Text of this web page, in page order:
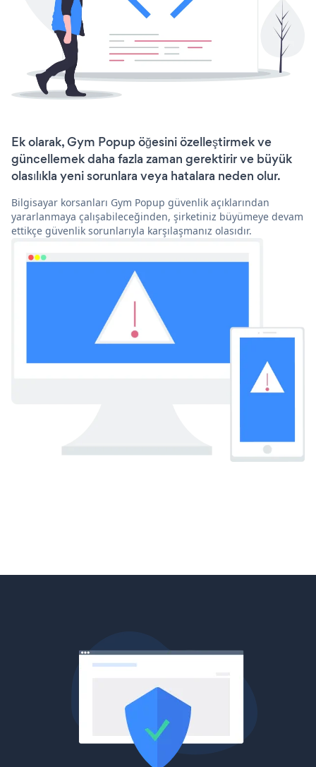
Ek olarak, Gym Popup öğesini özelleştirmek ve
güncellemek daha fazla zaman gerektirir ve büyük
olasılıkla yeni sorunlara veya hatalara neden olur.
Bilgisayar korsanları Gym Popup güvenlik açıklarından
yararlanmaya çalışabileceğinden, şirketiniz büyümeye devam
ettikçe güvenlik sorunlarıyla karşılaşmanız olasıdır.